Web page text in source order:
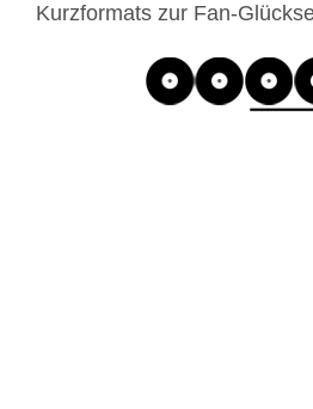
Kurzformats zur Fan-